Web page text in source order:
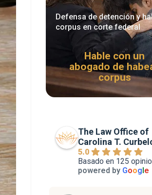
Defensa de detención y
corpus en corte federal
Hable con un
abogado de
corpus
The Law Office of
Carolina T.
5.0
Basado en 125
powered by Google